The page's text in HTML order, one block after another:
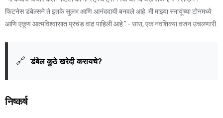
फिटनेस डंबेल्सने ते इतके सुलभ आणि आनंददायी बनवले आहे. मी माझ्या स्नायूंच्या टोनमध्ये
आणि एकूण आत्मविश्वासात प्रचंड वाढ पाहिली आहे." - सारा, एक नवशिक्या वजन उचलणारी.
🔗 डंबेल कुठे खरेदी करायचे?
निष्कर्ष